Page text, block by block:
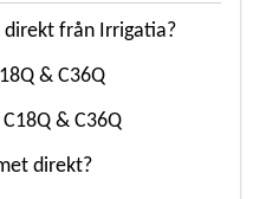
direkt från Irrigatia?
& C36Q
& C36Q
direkt?